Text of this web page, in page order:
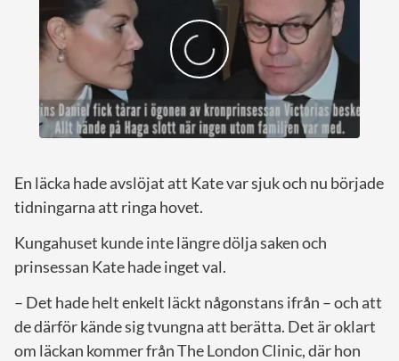
En läcka hade avslöjat att Kate var sjuk och nu började
tidningarna att ringa hovet.
Kungahuset kunde inte längre dölja saken och
prinsessan Kate hade inget val.
– Det hade helt enkelt läckt någonstans ifrån – och att
de därför kände sig tvungna att berätta. Det är oklart
om läckan kommer från The London Clinic, där hon